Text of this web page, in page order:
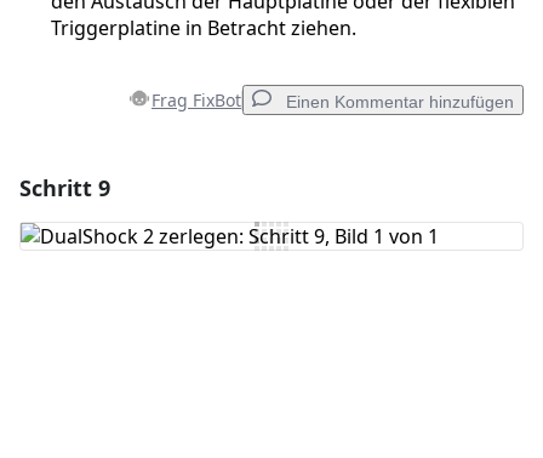
Triggerplatine in Betracht ziehen.
Frag FixBot Einen Kommentar hinzufügen
Kommentar hinzufügen
Schritt 9